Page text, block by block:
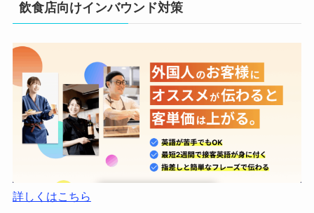
飲食店向けインバウンド対策
詳しくはこちら